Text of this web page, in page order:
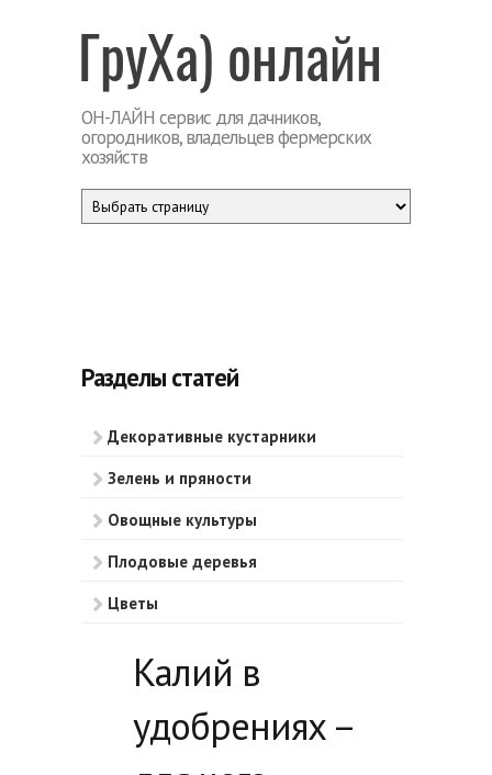
ГруХа
ОН-ЛАЙН сервис для дачников,
огородников, владельцев фермерских
хозяйств
Разделы статей
Декоративные кустарники
Зелень и пряности
Овощные культуры
Плодовые деревья
Цветы
Ягоды
Прочее
Калий в
удобрениях –